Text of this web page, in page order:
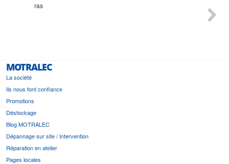
ras
MOTRALEC
La société
Ils nous font confiance
Promotions
Déstockage
Blog MOTRALEC
Dépannage sur site / Intervention
Réparation en atelier
Pages locales